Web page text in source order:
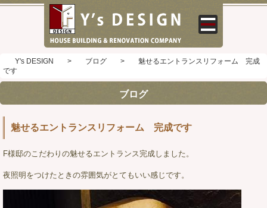
Y's DESIGN > ブログ >
魅せるエントランスリフォーム 完成
です
ブログ
魅せるエントランスリフォーム 完成です
F様邸のこだわりの魅せるエントランス完成しました。
夜照明をつけたときの雰囲気がとてもいい感じです。